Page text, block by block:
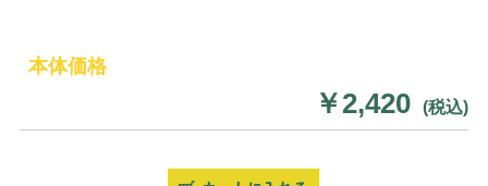
本体価格
￥2,420 (税込)